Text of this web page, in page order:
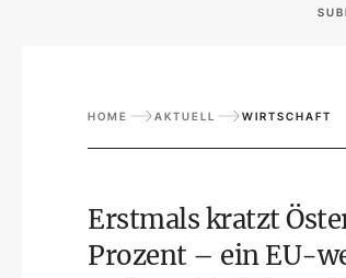
HOME AKTUELL WIRTSCHAFT
Erstmals kratzt
Prozent – ein EU-